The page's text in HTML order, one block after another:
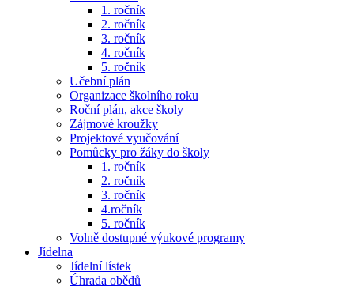
1. ročník
2. ročník
3. ročník
4. ročník
5. ročník
Učební plán
Organizace školního roku
Roční plán, akce školy
Zájmové kroužky
Projektové vyučování
Pomůcky pro žáky do školy
1. ročník
2. ročník
3. ročník
4.ročník
5. ročník
Volně dostupné výukové programy
Jídelna
Jídelní lístek
Úhrada obědů